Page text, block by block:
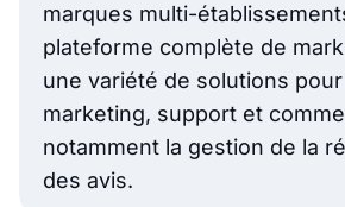
marques multi-
plateforme complète de
une variété de solutions
marketing, support et
notamment la gestion de la
des avis.